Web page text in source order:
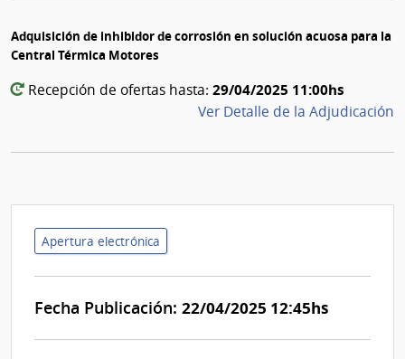
Adquisición de inhibidor de corrosión en solución acuosa para la
Central Térmica Motores
Recepción de ofertas hasta: 29/04/2025 11:00hs
Ver Detalle de la Adjudicación
Apertura electrónica
Fecha Publicación: 22/04/2025 12:45hs